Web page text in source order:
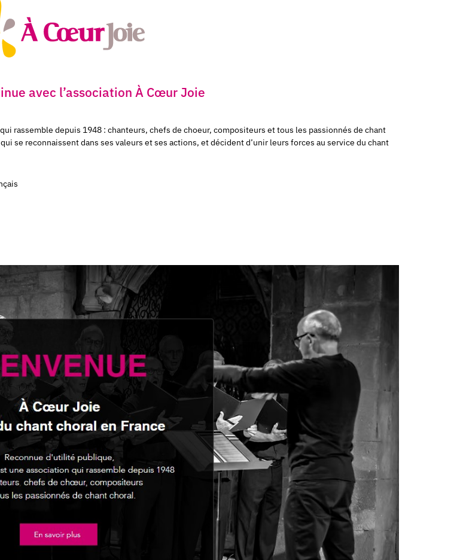
avec l’association À Cœur Joie
rassemble depuis 1948 : chanteurs, chefs de choeur, compositeurs et tous les passionnés de chant
qui se reconnaissent dans ses valeurs et ses actions, et décident d’unir leurs forces au service du chant